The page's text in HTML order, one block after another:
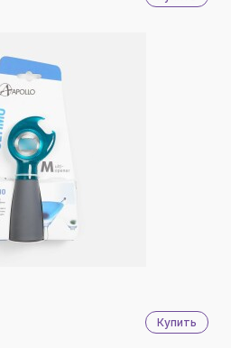
Купить